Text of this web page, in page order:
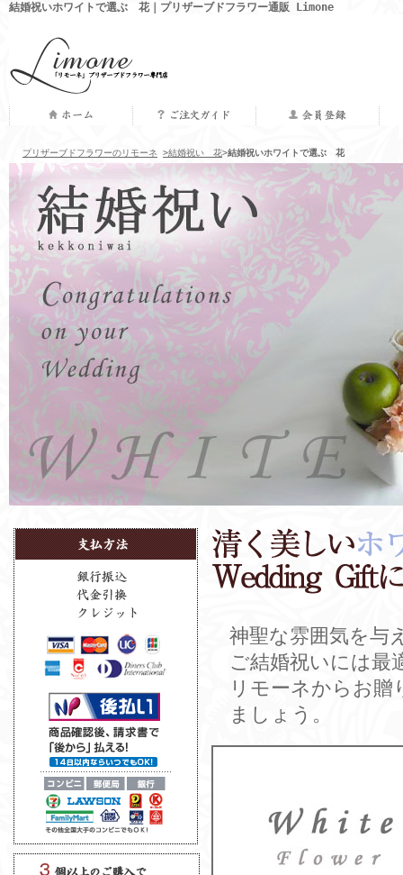
結婚祝いホワイトで選ぶ 花｜プリザーブドフラワー通販 Limone
プリザーブドフラワーのリモーネ >結婚祝い 花>結婚祝いホワイトで選ぶ 花
神聖な雰囲気を与
ご結婚祝いには最
リモーネからお
ましょう。